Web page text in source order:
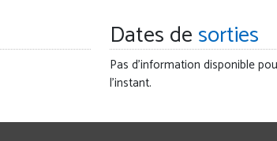
Dates desorties
Pas d'information disponible
l'instant.